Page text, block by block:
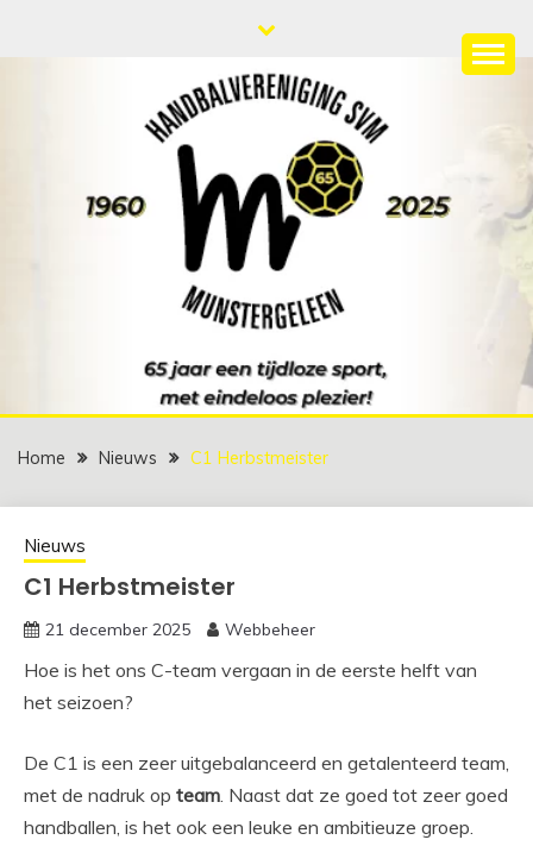
SVM
65 jaar een tijdloze sport met eindeloos plezier!
Home Nieuws C1 Herbstmeister
Nieuws
C1 Herbstmeister
21 december 2025 Webbeheer
Hoe is het ons C-team vergaan in de eerste helft van
het seizoen?
De C1 is een zeer uitgebalanceerd en getalenteerd team,
met de nadruk op team. Naast dat ze goed tot zeer goed
handballen, is het ook een leuke en ambitieuze groep.